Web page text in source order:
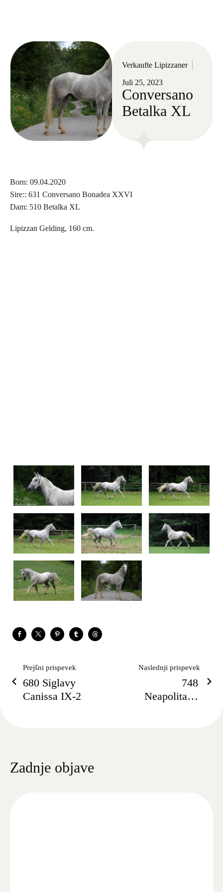
Verkaufte Lipizzaner
Juli 25, 2023
Conversano
Betalka XL
Born: 09.04.2020
Sire:: 631 Conversano Bonadea XXVI
Dam: 510 Betalka XL
Lipizzan Gelding, 160 cm.
Prejšni prispevek
680 Siglavy
Canissa IX-2
Naslednji prispevek
748
Neapolitano
Zadnje objave